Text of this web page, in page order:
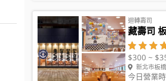
迴轉壽司
藏壽司
$300 ~
新北市板
今日營業